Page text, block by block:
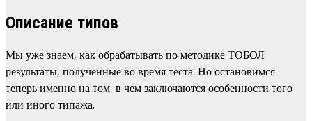
Описание типов
Мы уже знаем, как обрабатывать по методике ТОБОЛ
результаты, полученные во время теста. Но остановимся
теперь именно на том, в чем заключаются особенности того
или иного типажа.